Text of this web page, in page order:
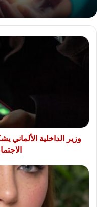
وزير
التواصل
الاجتماعي
وزير الداخلية
اولادنا
فى
طريق
الدمار